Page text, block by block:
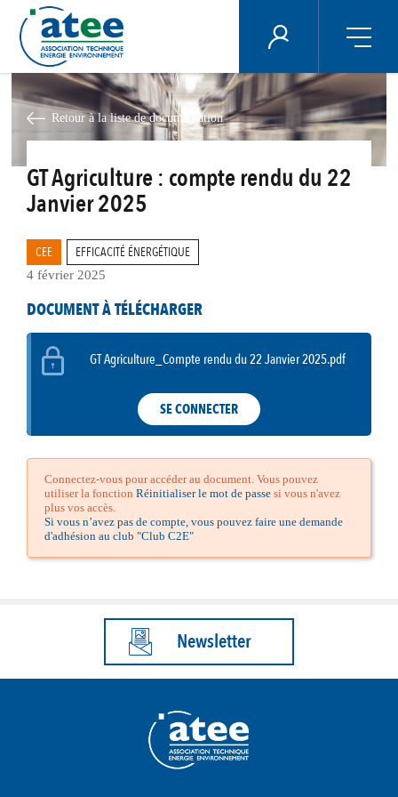
au
contenu
principal
ÉNERGIE PLUS
Retour à la liste de documentation
GT Agriculture : compte rendu du 22
Janvier 2025
CEE EFFICACITÉ ÉNERGÉTIQUE
4 février 2025
DOCUMENT À TÉLÉCHARGER
GT Agriculture_Compte rendu du 22 Janvier 2025.pdf
SE CONNECTER
Connectez-vous pour accéder au document. Vous pouvez
utiliser la fonction Réinitialiser le mot de passesi vous n'avez
plus vos accès.
Si vous n’avez pas de compte, vous pouvez faire une demande
d'adhésion au club "Club C2E"
Newsletter
Panneau de gestion des cookies